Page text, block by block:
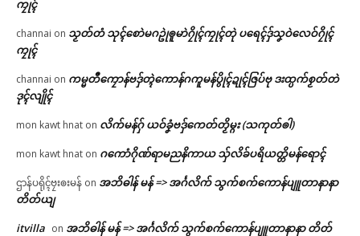
ကၠုၚ်
channai on သၟတ်တံ သုၚ်စောဲမဂဥုဲၜူမာဲဂၠိုၚ်ကၠုၚ်တုဲ ပရေၚ်ဒှ်သၞဝဲလေဝ်ဂၠိုၚ်
ကၠုၚ်
channai on ကမ္မတဳကၠောန်ဗဒှ်တ္ၚဲကောန်ဂကူမန်ပွိုၚ်ဍုၚ်ဇြပ်ဗု ဒးထ္ပက်စၟတ်တဲ
ဒုၚ်လျိုၚ်
mon kawt hnat on လိက်မန်ဂှ် ယဝ်ခၞံဗဒှ်ကေတ်တၟိမ္ဂး (သကုတ်ၜါ)
mon kawt hnat on ဂကောံဂိုဏ်ရာမညနိကာယ သှ်လိခ်ပရိယတ္တိမန်ရောၚ်
ဌာန်ပရိုၚ်ဗၠးၜးမန် on အဘိဓါန် မန် => အၚ်္ဂလိက် သွက်စက်ကောန်ပျူတာနာနာ
တိတ်ယျ
itvilla on အဘိဓါန် မန် => အၚ်္ဂလိက် သွက်စက်ကောန်ပျူတာနာနာ တိတ်